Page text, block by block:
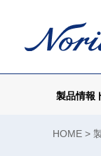
製品情報
HOME